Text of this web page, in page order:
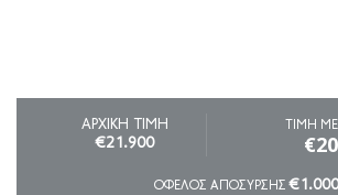
ΑΡΧΙΚΗ ΤΙΜΗ
€21.900
ΤΙΜΗ
ΟΦΕΛΟΣ ΑΠΟΣΥΡΣΗΣ€1.000